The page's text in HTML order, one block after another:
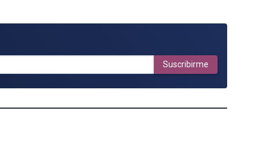
Suscribirme